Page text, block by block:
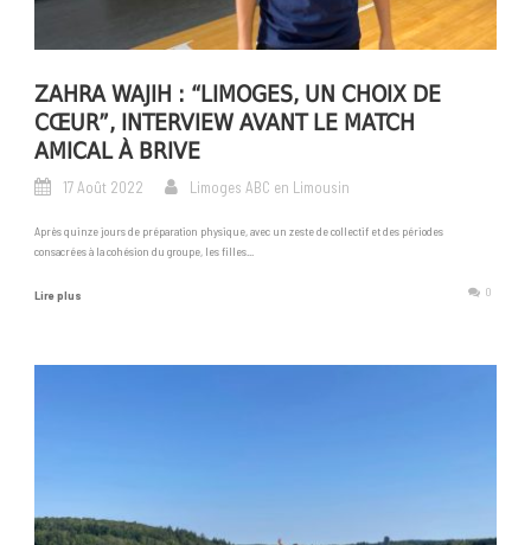
ZAHRA WAJIH : “LIMOGES, UN CHOIX DE
CŒUR”, INTERVIEW AVANT LE MATCH
AMICAL À BRIVE
17 Août 2022 Limoges ABC en Limousin
Après quinze jours de préparation physique, avec un zeste de collectif et des périodes
consacrées à la cohésion du groupe, les filles...
Lire plus 0